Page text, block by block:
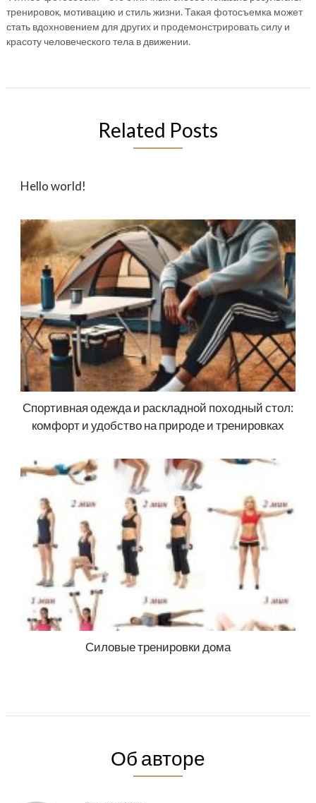
тренировок, мотивацию и стиль жизни. Такая фотосъемка может
стать вдохновением для других и продемонстрировать силу и
красоту человеческого тела в движении.
Related Posts
Hello world!
Спортивная одежда и раскладной походный стол:
комфорт и удобство на природе и тренировках
Силовые тренировки дома
Об авторе